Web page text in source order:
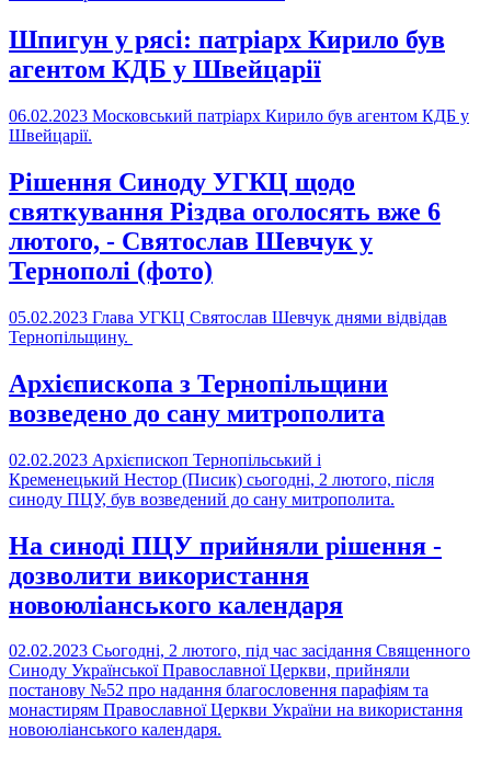
Шпигун у рясі: патріарх Кирило був
агентом КДБ у Швейцарії
06.02.2023 Московський патріарх Кирило був агентом КДБ у
Швейцарії.
Рішення Синоду УГКЦ щодо
святкування Різдва оголосять вже 6
лютого, - Святослав Шевчук у
Тернополі (фото)
05.02.2023 Глава УГКЦ Святослав Шевчук днями відвідав
Тернопільщину.
Архієпископа з Тернопільщини
возведено до сану митрополита
02.02.2023 Архієпископ Тернопільський і
Кременецький Нестор (Писик) сьогодні, 2 лютого, після
синоду ПЦУ, був возведений до сану митрополита.
На синоді ПЦУ прийняли рішення -
дозволити використання
новоюліанського календаря
02.02.2023 Сьогодні, 2 лютого, під час засідання Священного
Синоду Української Православної Церкви, прийняли
постанову №52 про надання благословення парафіям та
монастирям Православної Церкви України на використання
новоюліанського календаря.